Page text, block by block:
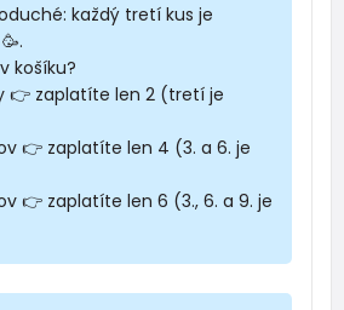
každý tretí kus je
košíku?
👉 zaplatíte len 2 (tretí je
👉 zaplatíte len 4 (3. a 6. je
👉 zaplatíte len 6 (3., 6. a 9. je